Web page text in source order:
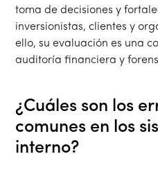
toma de decisiones y
inversionistas, clientes y
ello, su evaluación es una
auditoría financiera y
¿Cuáles son los
comunes en los
interno?